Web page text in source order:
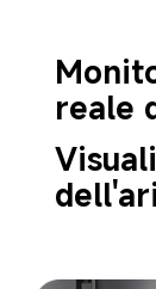
reale